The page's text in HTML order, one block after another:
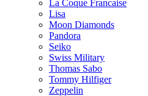
La Coque Francaise
Lisa
Moon Diamonds
Pandora
Seiko
Swiss Military
Thomas Sabo
Tommy Hilfiger
Zeppelin